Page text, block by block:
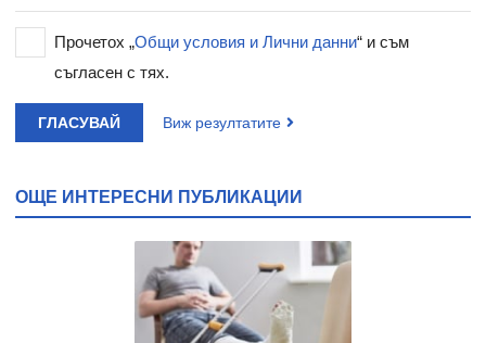
Прочетох „Общи условия и Лични данни“ и съм
съгласен с тях.
ГЛАСУВАЙ Виж резултатите
ОЩЕ ИНТЕРЕСНИ ПУБЛИКАЦИИ